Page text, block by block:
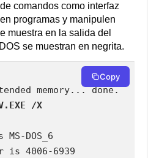
comandos como interfaz
programas y manipulen
muestra en la salida del
se muestran en negrita.
memory... done.
/X
DOS_6
is 4006-6939
Copy